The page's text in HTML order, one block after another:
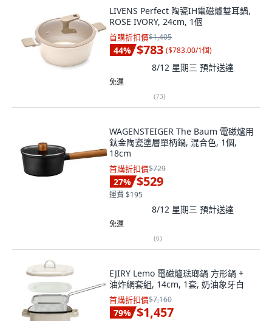
LIVENS Perfect 陶瓷IH電磁爐雙耳鍋,
ROSE IVORY, 24cm, 1個
首購折扣價$1,405
44% $783 ($783.00/1個)
8/12 星期三 預計送達
免運
(73)
WAGENSTEIGER The Baum 電磁爐用
鈦金陶瓷塗層單柄鍋, 混合色, 1個,
18cm
首購折扣價$729
27% $529
運費 $195
8/12 星期三 預計送達
免運
(6)
EJIRY Lemo 電磁爐琺瑯鍋 方形鍋 +
油炸網套組, 14cm, 1套, 奶油象牙白
首購折扣價$7,160
79% $1,457